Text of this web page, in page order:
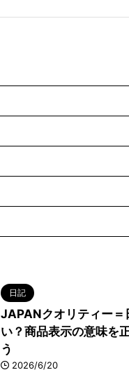
日記
JAPANクオリティー＝
い？商品表示の意味を
う
2026/6/20